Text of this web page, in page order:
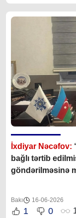
İxdiyar Nəcəfov:
bağlı tərtib
göndərilməsinə
Bakı 16-06-2026
1 0